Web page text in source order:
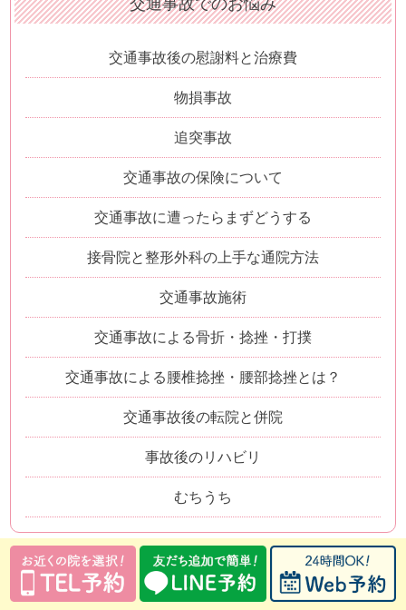
交通事故でのお悩み
交通事故後の慰謝料と治療費
物損事故
追突事故
交通事故の保険について
交通事故に遭ったらまずどうする
接骨院と整形外科の上手な通院方法
交通事故施術
交通事故による骨折・捻挫・打撲
交通事故による腰椎捻挫・腰部捻挫とは？
交通事故後の転院と併院
事故後のリハビリ
むちうち